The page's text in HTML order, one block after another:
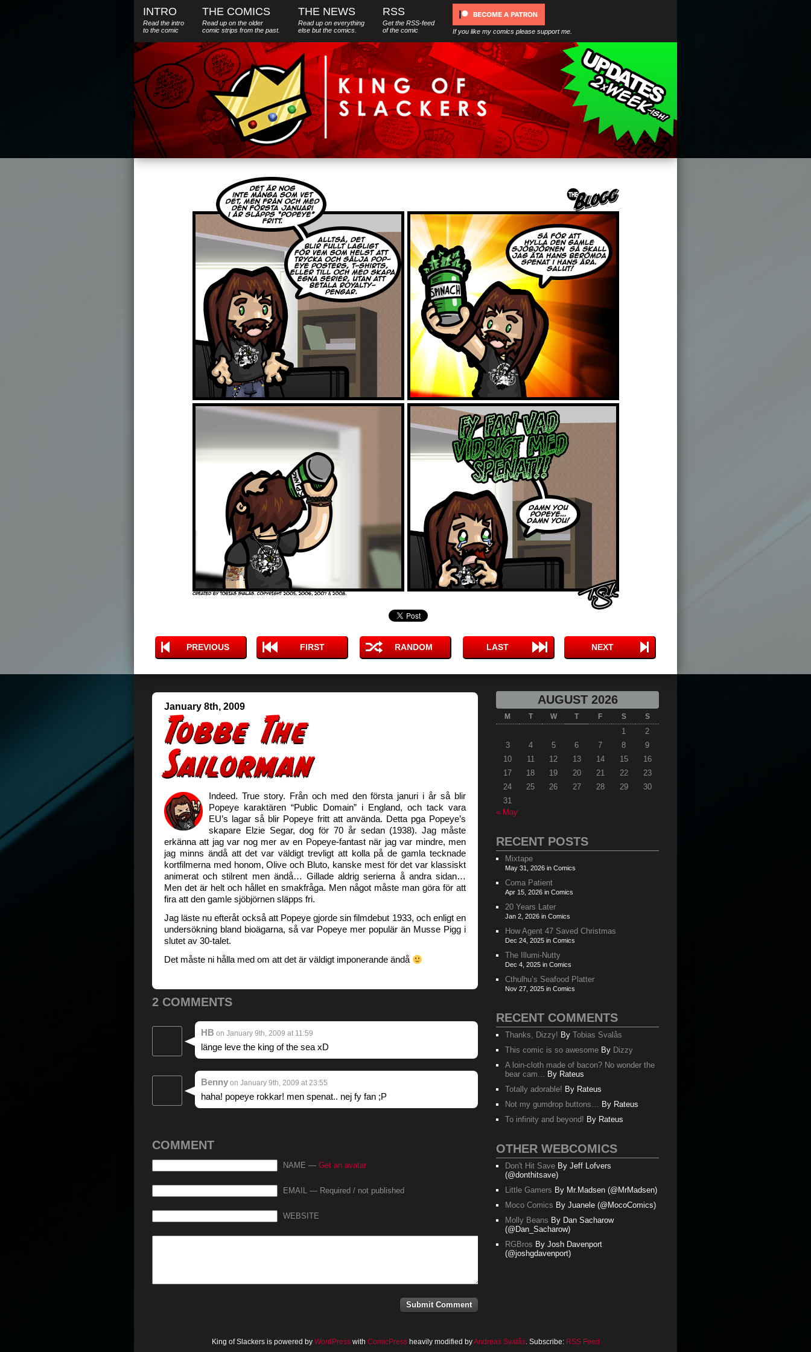
INTRO
Read the intro
to the comic
THE COMICS
Read up on the older
comic strips from the past.
THE NEWS
Read up on everything
else butthe comics.
RSS
Get the RSS-feed
of the comic
If you like my comics please support me.
PREVIOUS FIRST RANDOM LAST NEXT
January 8th, 2009
Indeed. True story. Från och med den första januri i år så blir
Popeye karaktären “Public Domain” i England, och tack vara
EU’s lagar så blir Popeye fritt att använda. Detta pga Popeye’s
skapare Elzie Segar, dog för 70 år sedan (1938). Jag måste
erkänna att jag var nog mer av en Popeye-fantast när jag var mindre, men
jag minns ändå att det var väldigt trevligt att kolla på de gamla tecknade
kortfilmerna med honom, Olive och Bluto, kanske mest för det var klassiskt
animerat och stilrent men ändå… Gillade aldrig serierna å andra sidan…
Men det är helt och hållet en smakfråga. Men något måste man göra för att
fira att den gamle sjöbjörnen släpps fri.
Jag läste nu efteråt också att Popeye gjorde sin filmdebut 1933, och enligt en
undersökning bland bioägarna, så var Popeye mer populär än Musse Pigg i
slutet av 30-talet.
Det måste ni hålla med om att det är väldigt imponerande ändå
2 COMMENTS
HB on January 9th, 2009 at 11:59
länge leve the king of the sea xD
Benny on January 9th, 2009 at 23:55
haha! popeye rokkar! men spenat.. nej fy fan ;P
COMMENT
NAME — Get an avatar
EMAIL — Required / not published
WEBSITE
AUGUST 2026
M T W T F S S
1
2
3
4 5 6 7 8
9
10
11 12 13 14 15
16
17
18 19 20 21 22
23
24
25 26 27 28 29
30
31
« May
RECENT POSTS
Mixtape
May 31, 2026 in Comics
Coma Patient
Apr 15, 2026 in Comics
20 Years Later
Jan 2, 2026 in Comics
How Agent 47 Saved Christmas
Dec 24, 2025 in Comics
The Illumi-Nutty
Dec 4, 2025 in Comics
Cthulhu’s Seafood Platter
Nov 27, 2025 in Comics
RECENT COMMENTS
Thanks, Dizzy! By Tobias Svalås
This comic is so awesome By Dizzy
A loin-cloth made of bacon? No wonder the
bear cam... By Rateus
Totally adorable! By Rateus
Not my gumdrop buttons… By Rateus
To infinity and beyond! By Rateus
OTHER WEBCOMICS
Don't Hit Save By Jeff Lofvers
(@donthitsave)
Little Gamers By Mr.Madsen (@MrMadsen)
Moco Comics By Juanele (@MocoComics)
Molly Beans By Dan Sacharow
(@Dan_Sacharow)
RGBros By Josh Davenport
(@joshgdavenport)
King of Slackers is powered by WordPresswith ComicPressheavily modified byAndreas Svalås. Subscribe: RSS Feed